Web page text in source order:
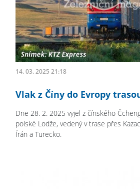
14. 03. 2025 21:18
Vlak z Číny do Evropy
Dne 28. 2. 2025 vyjel z čínského
polské Lodže, vedený v trase přes
Írán a Turecko.